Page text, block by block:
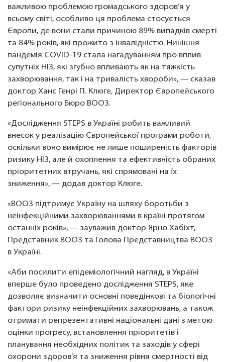
важливою проблемою громадського здоров’я у
всьому світі, особливо ця проблема стосується
Європи, де вони стали причиною 89% випадків смерті
та 84% років, які прожито з інвалідністю. Нинішня
пандемія COVID-19 стала нагадуванням про вплив
супутніх НІЗ, які згубно впливають як на тяжкість
захворювання, так і на тривалість хвороби», — сказав
доктор Ханс Генрі П. Клюге, Директор Європейського
регіонального Бюро ВООЗ.
«Дослідження STEPS в Україні робить важливий
внесок у реалізацію Європейської програми роботи,
оскільки воно вимірює не лише поширеність факторів
ризику НІЗ, але й охоплення та ефективність обраних
пріоритетних втручань, які спрямовані на їх
зниження», — додав доктор Клюге.
«ВООЗ підтримує Україну на шляху боротьби з
неінфекційними захворюваннями в країні протягом
останніх років», — зауважив доктор Ярно Хабіхт,
Представник ВООЗ та Голова Представництва ВООЗ
в Україні.
«Аби посилити епідеміологічний нагляд, в Україні
вперше було проведено дослідження STEPS, яке
дозволяє визначити основні поведінкові та біологічні
фактори ризику неінфекційних захворювань, а також
отримати репрезентативні національні дані з метою
оцінки прогресу, встановлення пріоритетів і
планування необхідних політик та заходів у сфері
охорони здоров’я та зниження рівня смертності від